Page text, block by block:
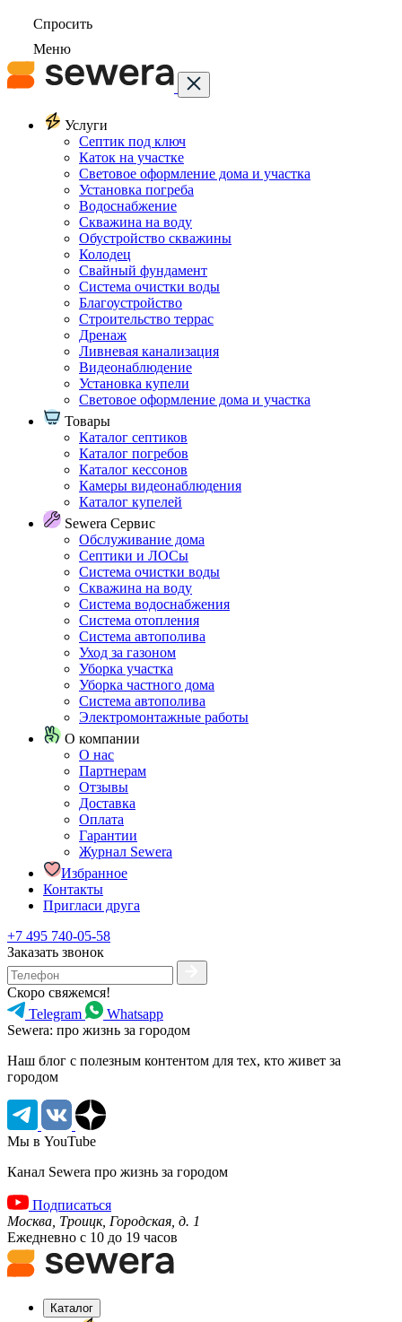
Спросить
Меню
Услуги
Септик под ключ
Каток на участке
Световое оформление дома и участка
Установка погреба
Водоснабжение
Скважина на воду
Обустройство скважины
Колодец
Свайный фундамент
Система очистки воды
Благоустройство
Строительство террас
Дренаж
Ливневая канализация
Видеонаблюдение
Установка купели
Световое оформление дома и участка
Товары
Каталог септиков
Каталог погребов
Каталог кессонов
Камеры видеонаблюдения
Каталог купелей
Sewera Сервис
Обслуживание дома
Септики и ЛОСы
Система очистки воды
Скважина на воду
Система водоснабжения
Система отопления
Система автополива
Уход за газоном
Уборка участка
Уборка частного дома
Система автополива
Электромонтажные работы
О компании
О нас
Партнерам
Отзывы
Доставка
Оплата
Гарантии
Журнал Sewera
Избранное
Контакты
Пригласи друга
+7 495 740-05-58
Заказать звонок
Скоро свяжемся!
Telegram
Whatsapp
Sewera: про жизнь за городом
Наш блог c полезным контентом для тех, кто живет за
городом
Мы в YouTube
Канал Sewera про жизнь за городом
Подписаться
Москва, Троицк, Городская, д. 1
Ежедневно с 10 до 19 часов
Каталог